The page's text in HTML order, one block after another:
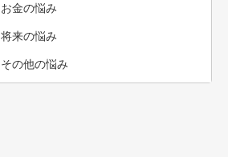
お金の悩み
将来の悩み
その他の悩み